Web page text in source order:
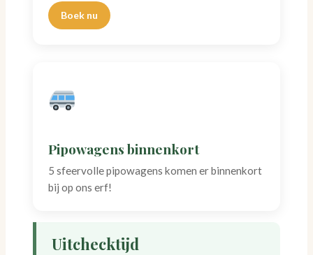
Boek nu
Pipowagens binnenkort
5 sfeervolle pipowagens komen er binnenkort
bij op ons erf!
Uitchecktijd